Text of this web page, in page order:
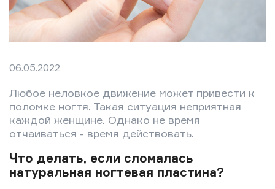
06.05.2022
Любое неловкое движение может привести к
поломке ногтя. Такая ситуация неприятная
каждой женщине. Однако не время
отчаиваться - время действовать.
Что делать, если сломалась
натуральная ногтевая пластина?